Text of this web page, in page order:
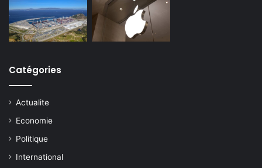
Catégories
Actualite
Economie
Politique
International